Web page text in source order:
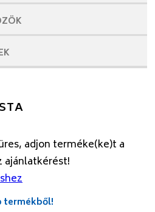
adjon terméke(ke)t a
ajánlatkérést!
termékből!